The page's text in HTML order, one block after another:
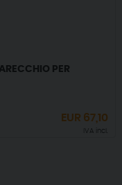
PER
EUR 67,10
IVA incl.